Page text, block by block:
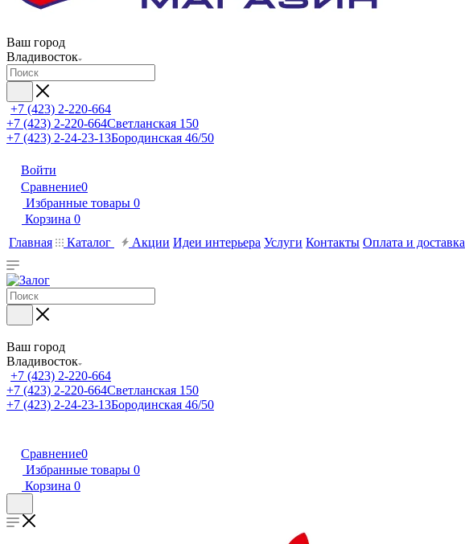
Ваш город
Владивосток
+7 (423) 2-220-664
+7 (423) 2-220-664Светланская 150
+7 (423) 2-24-23-13Бородинская 46/50
Войти
Сравнение0
Избранные товары 0
Корзина 0
Главная
Каталог Акции Идеи интерьера Услуги Контакты Оплата и доставка
Ваш город
Владивосток
+7 (423) 2-220-664
+7 (423) 2-220-664Светланская 150
+7 (423) 2-24-23-13Бородинская 46/50
Сравнение0
Избранные товары 0
Корзина 0